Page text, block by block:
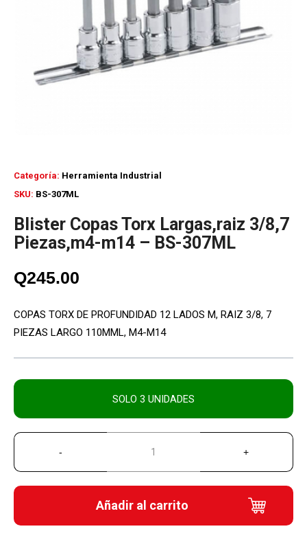
SKU: BS-307ML
Categoría: Herramienta Industrial
Blister Copas Torx Largas,raiz 3/8,7
Piezas,m4-m14 – BS-307ML
Q245.00
COPAS TORX DE PROFUNDIDAD 12 LADOS M, RAIZ 3/8, 7
PIEZAS LARGO 110MML, M4-M14
SOLO 3 UNIDADES
Añadir al carrito